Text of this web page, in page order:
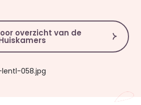
overzicht van de